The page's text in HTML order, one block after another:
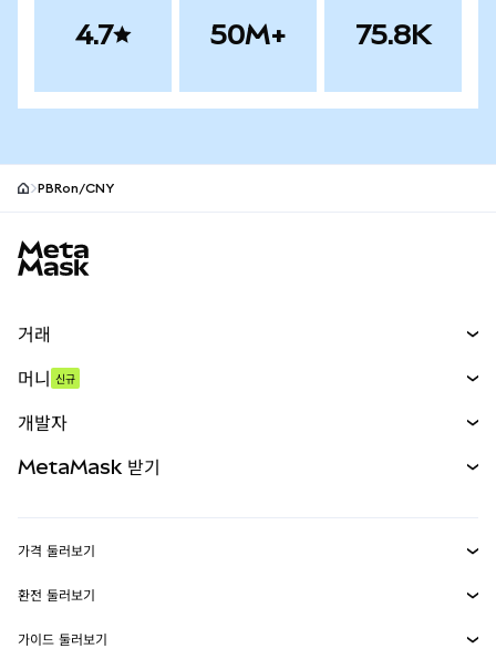
4.7 50M+ 75.8K
PBRon/CNY
거래
무기한 선물
실물자산
머니 신규
개발자
MetaMask Connect
Snaps
MetaMask 받기
보안
가격 둘러보기
이더리움 가격
솔라나 가격
환전 둘러보기
ETH를 USD로 환전
가이드 둘러보기